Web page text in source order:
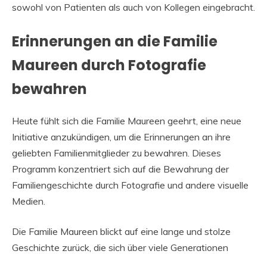
sowohl von Patienten als auch von Kollegen eingebracht.
Erinnerungen an die Familie
Maureen durch Fotografie
bewahren
Heute fühlt sich die Familie Maureen geehrt, eine neue
Initiative anzukündigen, um die Erinnerungen an ihre
geliebten Familienmitglieder zu bewahren. Dieses
Programm konzentriert sich auf die Bewahrung der
Familiengeschichte durch Fotografie und andere visuelle
Medien.
Die Familie Maureen blickt auf eine lange und stolze
Geschichte zurück, die sich über viele Generationen